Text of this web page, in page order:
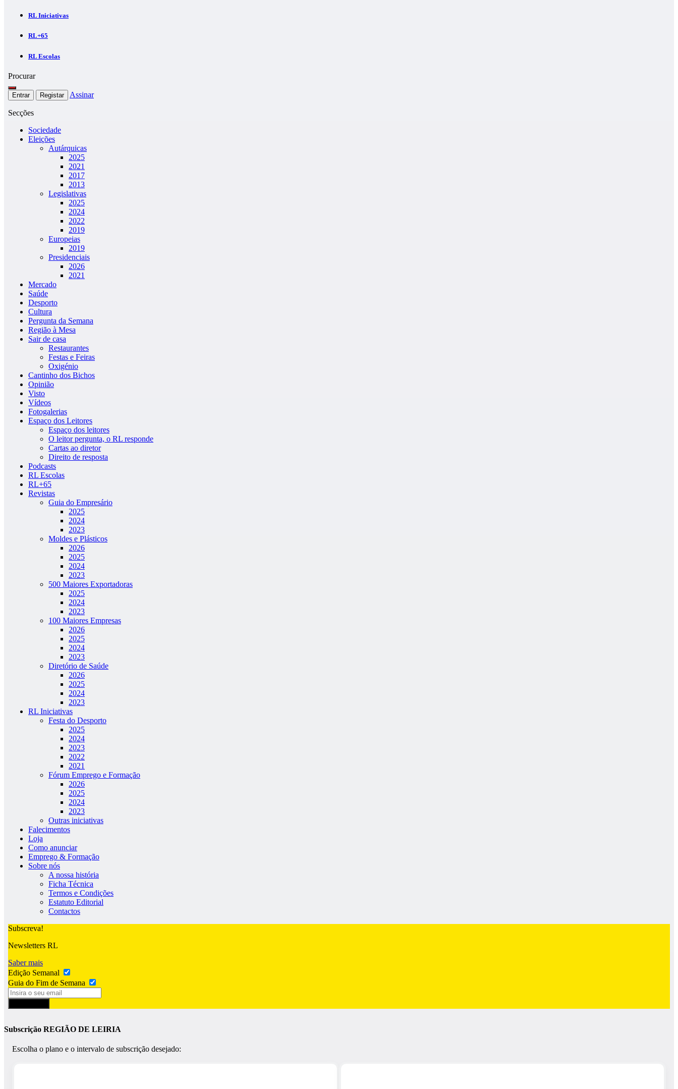
RL Iniciativas
RL+65
RL Escolas
Procurar
Entrar Registar Assinar
Secções
Sociedade
Eleições
Autárquicas
2025
2021
2017
2013
Legislativas
2025
2024
2022
2019
Europeias
2019
Presidenciais
2026
2021
Mercado
Saúde
Desporto
Cultura
Pergunta da Semana
Região à Mesa
Sair de casa
Restaurantes
Festas e Feiras
Oxigénio
Cantinho dos Bichos
Opinião
Visto
Vídeos
Fotogalerias
Espaço dos Leitores
Espaço dos leitores
O leitor pergunta, o RL responde
Cartas ao diretor
Direito de resposta
Podcasts
RL Escolas
RL+65
Revistas
Guia do Empresário
2025
2024
2023
Moldes e Plásticos
2026
2025
2024
2023
500 Maiores Exportadoras
2025
2024
2023
100 Maiores Empresas
2026
2025
2024
2023
Diretório de Saúde
2026
2025
2024
2023
RL Iniciativas
Festa do Desporto
2025
2024
2023
2022
2021
Fórum Emprego e Formação
2026
2025
2024
2023
Outras iniciativas
Falecimentos
Loja
Como anunciar
Emprego & Formação
Sobre nós
A nossa história
Ficha Técnica
Termos e Condições
Estatuto Editorial
Contactos
Subscreva!
Newsletters RL
Saber mais
Edição Semanal
Guia do Fim de Semana
Subscrição REGIÃO DE LEIRIA
Escolha o plano e o intervalo de subscrição desejado: